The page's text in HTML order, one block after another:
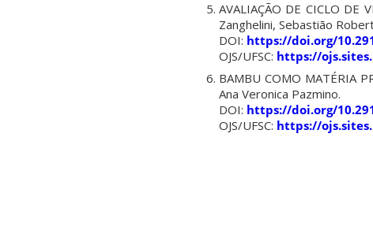
AVALIAÇÃO DE CICLO DE
Zanghelini, Sebastião
DOI: https://doi.org/
OJS/UFSC: https://
BAMBU COMO MATÉRIA
Ana Veronica Pazmino.
DOI: https://doi.org/
OJS/UFSC: https://